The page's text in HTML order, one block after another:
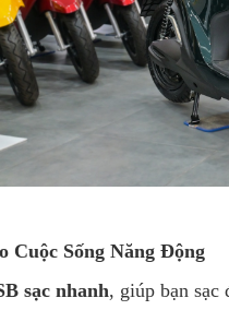
Cuộc Sống Năng Động
sạc nhanh, giúp bạn sạc